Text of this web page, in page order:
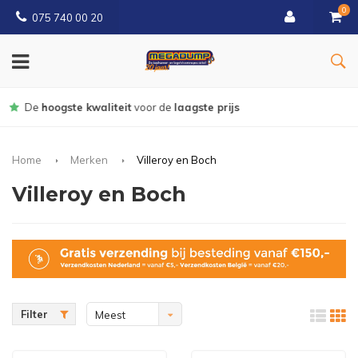
075 740 00 20
0
Gratisbezorgd vanaf € 150
Home Merken Villeroy en Boch
Villeroy en Boch
Filter
Meest